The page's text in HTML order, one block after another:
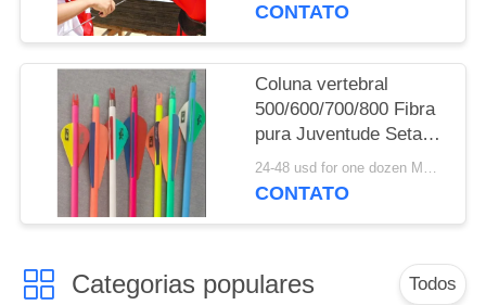
CONTATO
Coluna vertebral
500/600/700/800 Fibra
pura Juventude Setas
Neon Color Painting
Setas
24-48 usd for one dozen MOQ:2 dúzias
CONTATO
Categorias populares Todos